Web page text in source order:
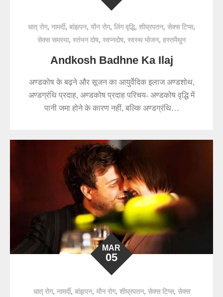
धात् रोग, नामर्दी, बांझपन, यौन रोग, लिंग वृद्धि, शीघ्रपतन, सेक्स टिप्स,
सेक्स समस्या, स्तंभन दोष, स्वप्नदोष, स्वस्थ भोजन, हस्तमैथुन
Andkosh Badhne Ka Ilaj
अण्डकोष के बढ़ने और सूजन का आयुर्वेदिक इलाज अण्डशोथ,
अण्डग्रंथि प्रदाह, अण्डकोष प्रदाह परिचय- अण्डकोष वृद्धि में
पानी जमा होने के कारण नहीं, बल्कि अण्डग्रंथि…
MAR
05
धात् रोग, नामर्दी, बांझपन, यौन रोग, शीघ्रपतन, सेक्स टिप्स, सेक्स